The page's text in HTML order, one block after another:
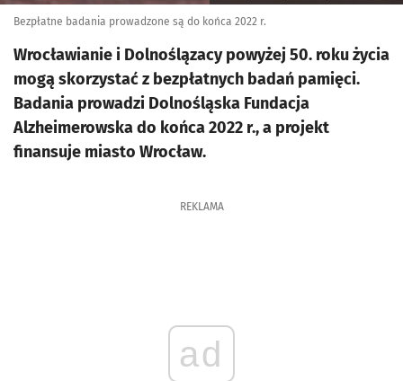
Bezpłatne badania prowadzone są do końca 2022 r.
Wrocławianie i Dolnoślązacy powyżej 50. roku życia
mogą skorzystać z bezpłatnych badań pamięci.
Badania prowadzi Dolnośląska Fundacja
Alzheimerowska do końca 2022 r., a projekt
finansuje miasto Wrocław.
REKLAMA
ad